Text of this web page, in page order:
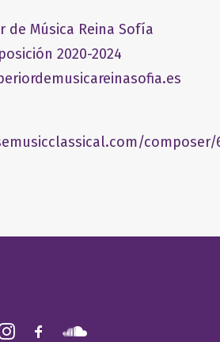
de Música Reina Sofía
2020-2024
composer/